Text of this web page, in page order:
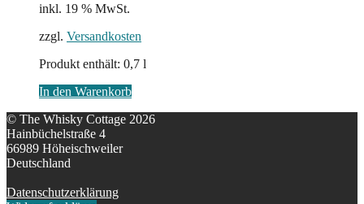
inkl. 19 % MwSt.
zzgl. Versandkosten
Produkt enthält: 0,7 l
In den Warenkorb
© The Whisky Cottage 2026
Hainbüchelstraße 4
66989 Höheischweiler
Deutschland
Datenschutzerklärung